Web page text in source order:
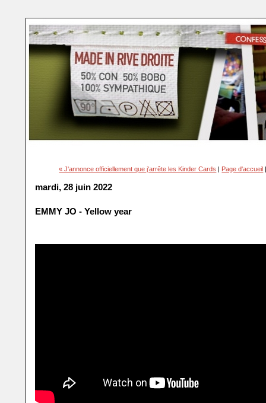
« J'annonce officiellement que j'arrête les Kinder Cards | Page d'accueil
mardi, 28 juin 2022
EMMY JO - Yellow year